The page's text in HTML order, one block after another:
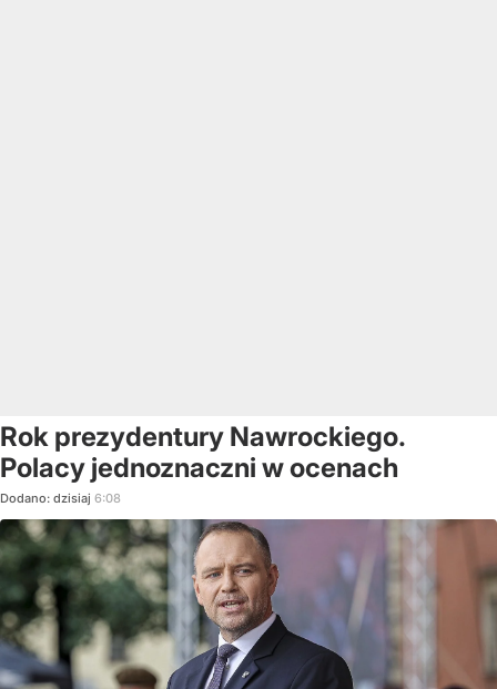
Rok prezydentury Nawrockiego.
Polacy jednoznaczni w ocenach
Dodano: dzisiaj 6:08